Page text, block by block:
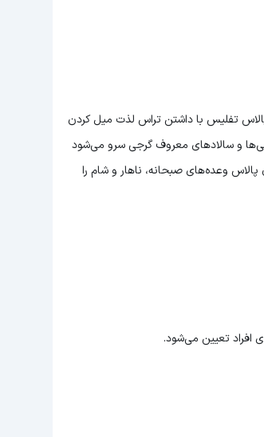
تفلیس با داشتن تراس لذت میل کردن
و سالادهای معروف گرجی سرو می‌شود
وعده‌های صبحانه، ناهار و شام را
تعیین می‌شود.